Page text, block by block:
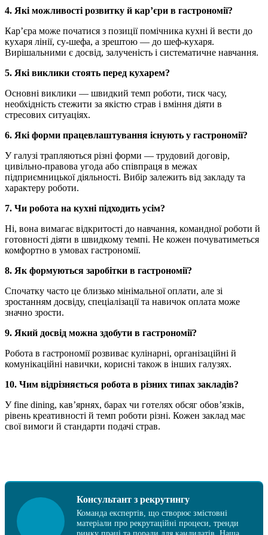
4. Які можливості розвитку й кар’єри в гастрономії?
Кар’єра може початися з позиції помічника кухні й вести до
кухаря лінії, су-шефа, а зрештою — до шеф-кухаря.
Вирішальними є досвід, залученість і систематичне навчання.
5. Які виклики стоять перед кухарем?
Основні виклики — швидкий темп роботи, тиск часу,
необхідність стежити за якістю страв і вміння діяти в
стресових ситуаціях.
6. Які форми працевлаштування існують у гастрономії?
У галузі трапляються різні форми — трудовий договір,
цивільно-правова угода або співпраця в межах
підприємницької діяльності. Вибір залежить від закладу та
характеру роботи.
7. Чи робота на кухні підходить усім?
Ні, вона вимагає відкритості до навчання, командної роботи й
готовності діяти в швидкому темпі. Не кожен почуватиметься
комфортно в умовах гастрономії.
8. Як формуються заробітки в гастрономії?
Спочатку часто це близько мінімальної оплати, але зі
зростанням досвіду, спеціалізації та навичок оплата може
значно зрости.
9. Який досвід можна здобути в гастрономії?
Робота в гастрономії розвиває кулінарні, організаційні й
комунікаційні навички, корисні також в інших галузях.
10. Чим відрізняється робота в різних типах закладів?
У fine dining, кав’ярнях, барах чи готелях обсяг обов’язків,
рівень креативності й темп роботи різні. Кожен заклад має
свої вимоги й стандарти подачі страв.
Консультант з рекрутингу
Команда експертів, що створює змістовні
матеріали про рекрутаційні процеси, тренди
ринку праці та поради для кандидатів. Наша